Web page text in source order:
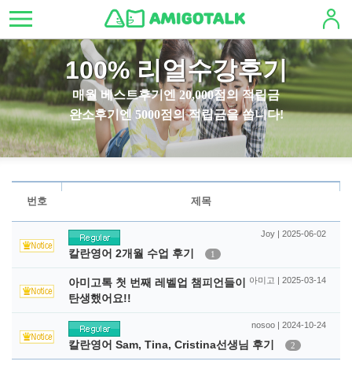
100% 리얼수강후기
매월 베스트후기엔 20,000점의 적립금
완소후기엔 5000점의 적립금을 쏩니다!
번호 제목
Joy | 2025-06-02
칼란영어 2개월 수업 후기 1
아미고 | 2025-03-14
아미고톡 첫 번째 레벨업 챔피언들이
탄생했어요!!
nosoo | 2024-10-24
칼란영어 Sam, Tina, Cristina선생님 후기 2